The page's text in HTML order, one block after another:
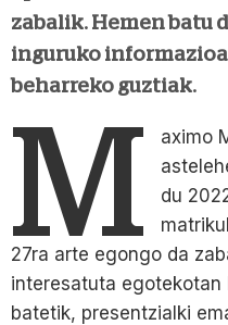
zabalik. Hemen batu
inguruko
beharreko guztiak.
M
aximo
du
27ra arte egongo da
interesatuta egotekotan
batetik, presentzialki